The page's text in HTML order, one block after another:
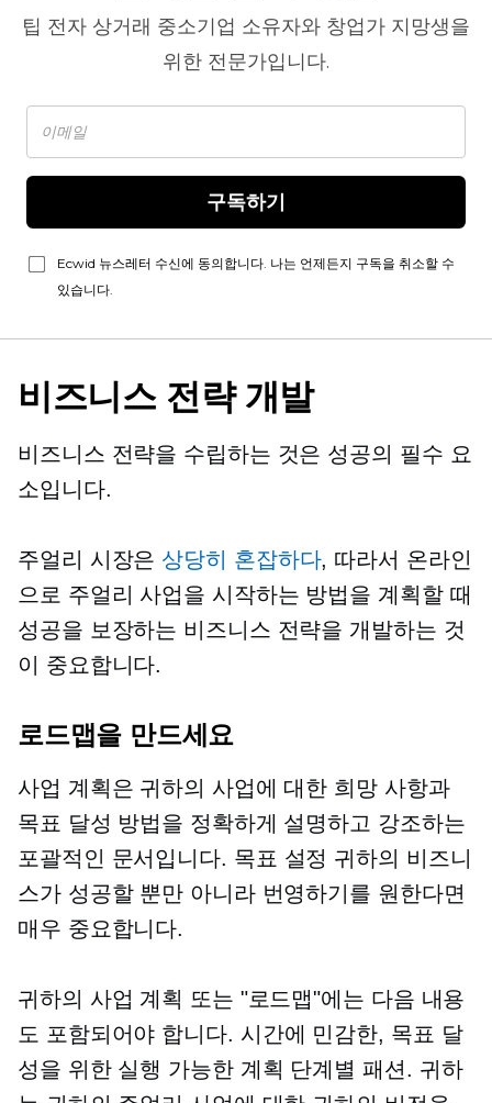
팁 전자 상거래 중소기업 소유자와 창업가 지망생을
위한 전문가입니다.
구독하기
Ecwid 뉴스레터 수신에 동의합니다. 나는 언제든지 구독을 취소할 수
있습니다.
비즈니스 전략 개발
비즈니스 전략을 수립하는 것은 성공의 필수 요
소입니다.
주얼리 시장은 상당히 혼잡하다, 따라서 온라인
으로 주얼리 사업을 시작하는 방법을 계획할 때
성공을 보장하는 비즈니스 전략을 개발하는 것
이 중요합니다.
로드맵을 만드세요
사업 계획은 귀하의 사업에 대한 희망 사항과
목표 달성 방법을 정확하게 설명하고 강조하는
포괄적인 문서입니다. 목표 설정 귀하의 비즈니
스가 성공할 뿐만 아니라 번영하기를 원한다면
매우 중요합니다.
귀하의 사업 계획 또는 "로드맵"에는 다음 내용
도 포함되어야 합니다. 시간에 민감한, 목표 달
성을 위한 실행 가능한 계획 단계별 패션. 귀하